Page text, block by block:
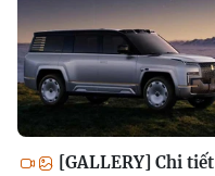
[GALLERY] Chi tiết